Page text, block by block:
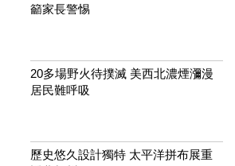
籲家長警惕
20多場野火待撲滅 美西北濃煙瀰漫
居民難呼吸
歷史悠久設計獨特 太平洋拼布展重